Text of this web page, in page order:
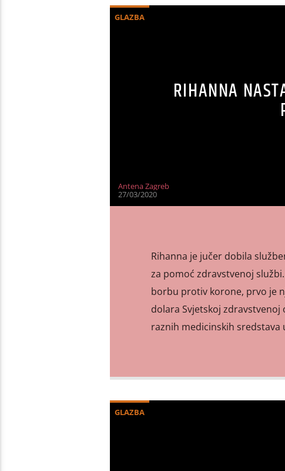
GLAZBA
RIHANNA
Antena Zagreb
27/03/2020
Rihanna je jučer dobila
za pomoć zdravstvenoj
borbu protiv korone, prvo je
dolara Svjetskoj
raznih medicinskih
GLAZBA